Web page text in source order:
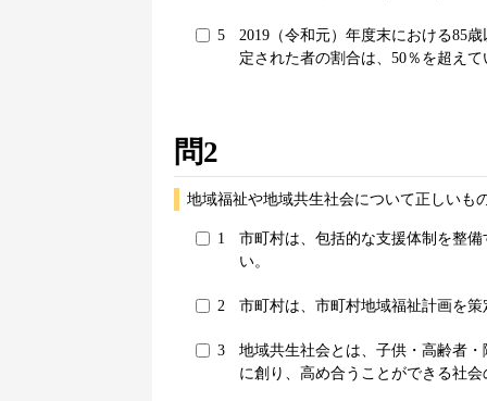
5
2019（令和元）年度末における85
定された者の割合は、50％を超えて
問2
地域福祉や地域共生社会について正しいも
1
市町村は、包括的な支援体制を整
い。
2 市町村は、市町村地域福祉計画を
3
地域共生社会とは、子供・高齢者
に創り、高め合うことができる社